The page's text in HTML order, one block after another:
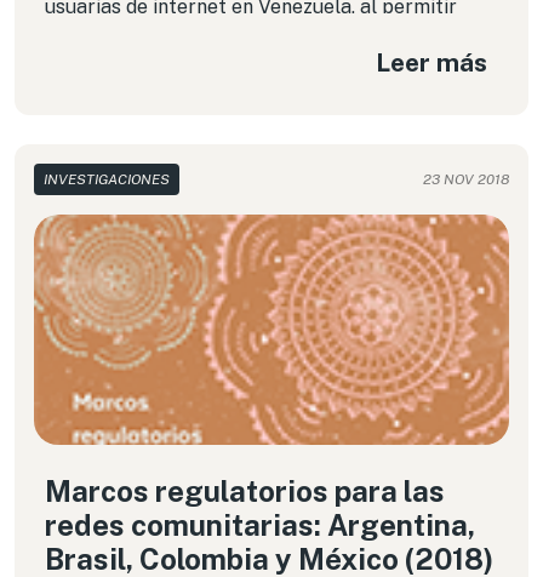
usuarias de internet en Venezuela, al permitir
menoscabar el acceso a la información.Leer más
INVESTIGACIONES 23 NOV 2018
Marcos regulatorios para las
redes comunitarias: Argentina,
Brasil, Colombia y México (2018)